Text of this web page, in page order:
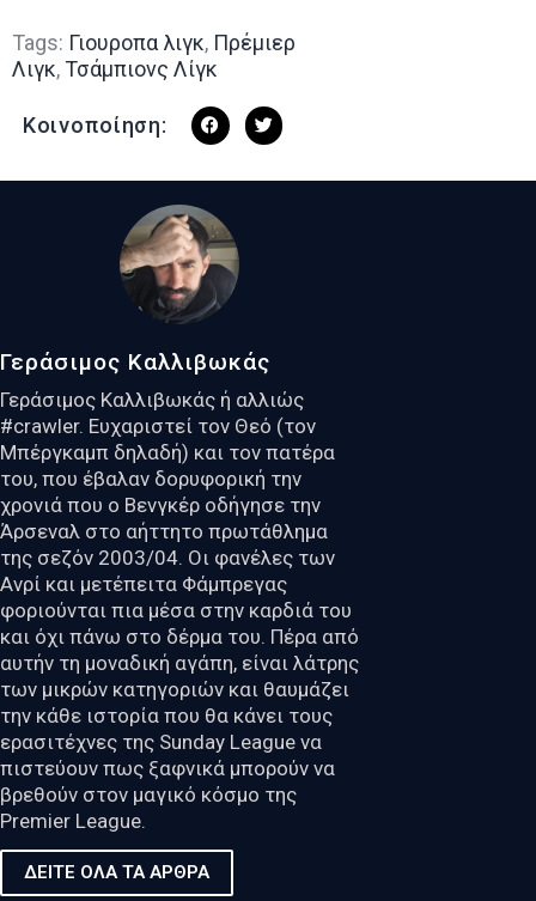
Tags: Γιουροπα λιγκ, Πρέμιερ
Λιγκ,Τσάμπιονς Λίγκ
Κοινοποίηση:
Γεράσιμος Καλλιβωκάς
Γεράσιμος Καλλιβωκάς ή αλλιώς
#crawler. Ευχαριστεί τον Θεό (τον
Μπέργκαμπ δηλαδή) και τον πατέρα
του, που έβαλαν δορυφορική την
χρονιά που ο Βενγκέρ οδήγησε την
Άρσεναλ στο αήττητο πρωτάθλημα
της σεζόν 2003/04. Οι φανέλες των
Ανρί και μετέπειτα Φάμπρεγας
φοριούνται πια μέσα στην καρδιά του
και όχι πάνω στο δέρμα του. Πέρα από
αυτήν τη μοναδική αγάπη, είναι λάτρης
των μικρών κατηγοριών και θαυμάζει
την κάθε ιστορία που θα κάνει τους
ερασιτέχνες της Sunday League να
πιστεύουν πως ξαφνικά μπορούν να
βρεθούν στον μαγικό κόσμο της
Premier League.
ΔΕΙΤΕ ΟΛΑ ΤΑ ΑΡΘΡΑ